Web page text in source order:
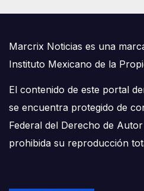
Marcrix Noticias es una
Instituto Mexicano de la
El contenido de este portal
se encuentra protegido de
Federal del Derecho de
prohibida su reproducción